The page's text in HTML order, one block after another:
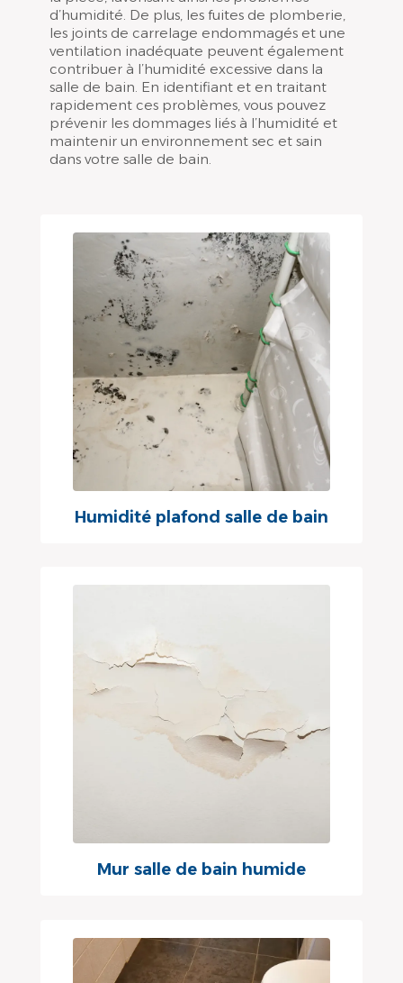
d’humidité. De plus, les fuites de plomberie,
les joints de carrelage endommagés et une
ventilation inadéquate peuvent également
contribuer à l’humidité excessive dans la
salle de bain. En identifiant et en traitant
rapidement ces problèmes, vous pouvez
prévenir les dommages liés à l’humidité et
maintenir un environnement sec et sain
dans votre salle de bain.
Humidité plafond salle de bain
Mur salle de bain humide